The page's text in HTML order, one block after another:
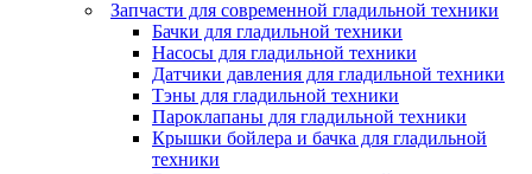
Запчасти для современной гладильной техники
Бачки для гладильной техники
Насосы для гладильной техники
Датчики давления для гладильной техники
Тэны для гладильной техники
Пароклапаны для гладильной техники
Крышки бойлера и бачка для гладильной
техники